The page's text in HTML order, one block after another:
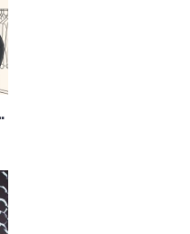
MESMO DE IR!